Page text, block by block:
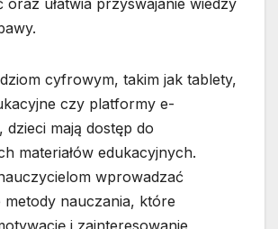
cyfrowym, takim jak tablety,
czy platformy e-
dzieci mają dostęp do
materiałów edukacyjnych.
wprowadzać
metody nauczania, które
i zainteresowanie